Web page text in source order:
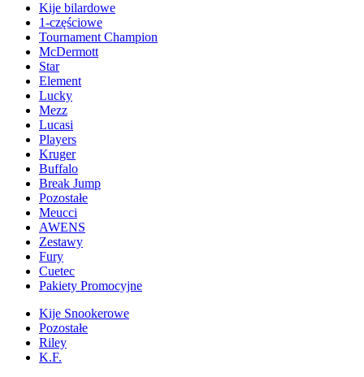
Kije bilardowe
1-częściowe
Tournament Champion
McDermott
Star
Element
Lucky
Mezz
Lucasi
Players
Kruger
Buffalo
Break Jump
Pozostałe
Meucci
AWENS
Zestawy
Fury
Cuetec
Pakiety Promocyjne
Kije Snookerowe
Pozostałe
Riley
K.F.